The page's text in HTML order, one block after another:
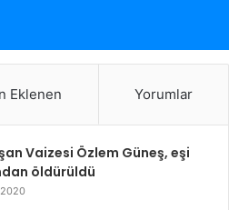
Eklenen Yorumlar
Vaizesi Özlem Güneş, eşi
öldürüldü